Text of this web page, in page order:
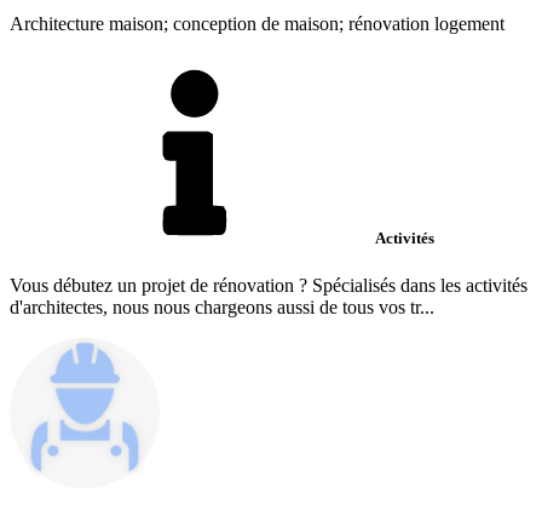
Architecture maison; conception de maison; rénovation logement
Activités
Vous débutez un projet de rénovation ? Spécialisés dans les activités
d'architectes, nous nous chargeons aussi de tous vos tr...